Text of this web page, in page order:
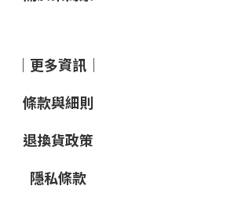
｜更多資訊｜
條款與細則
退換貨政策
隱私條款